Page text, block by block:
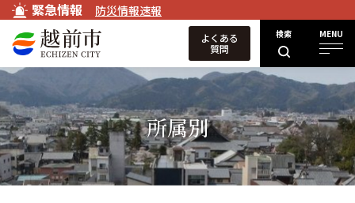
緊急情報 防災情報速報
検索 MENU
よくある
質問
所属別